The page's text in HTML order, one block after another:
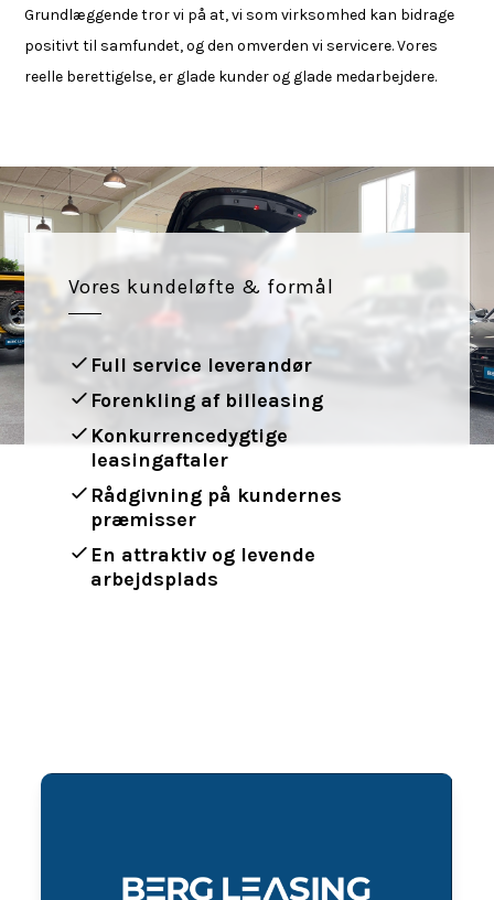
Grundlæggende tror vi på at, vi som virksomhed kan bidrage
positivt til samfundet, og den omverden vi servicere. Vores
reelle berettigelse, er glade kunder og glade medarbejdere.
Vores kundeløfte & formål
Full service leverandør
Forenkling af billeasing
Konkurrencedygtige
leasingaftaler
Rådgivning på kundernes
præmisser
En attraktiv og levende
arbejdsplads